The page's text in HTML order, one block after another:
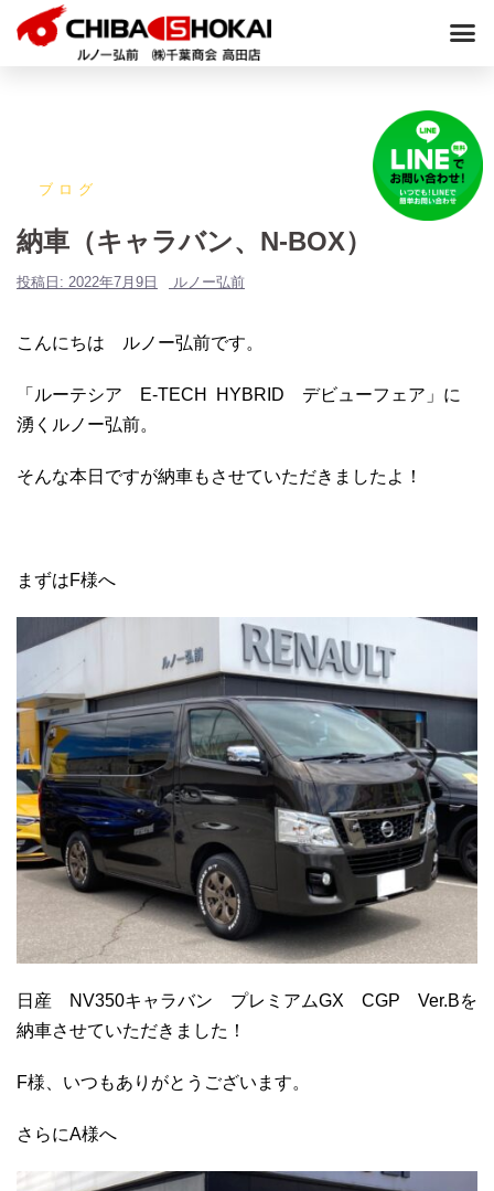
ブログ
納車（キャラバン、N-BOX）
投稿日: 2022年7月9日 ルノー弘前
こんにちは ルノー弘前です。
「ルーテシア E-TECH HYBRID デビューフェア」に
湧くルノー弘前。
そんな本日ですが納車もさせていただきましたよ！
まずはF様へ
日産 NV350キャラバン プレミアムGX CGP Ver.Bを
納車させていただきました！
F様、いつもありがとうございます。
さらにA様へ